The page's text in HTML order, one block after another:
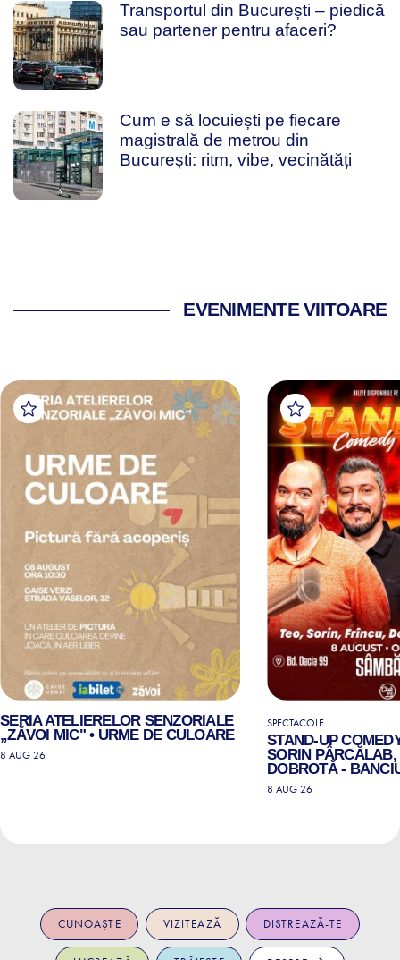
Transportul din București – piedică
sau partener pentru afaceri?
Cum e să locuiești pe fiecare
magistrală de metrou din
București: ritm, vibe, vecinătăți
EVENIMENTE VIITOARE
SERIA ATELIERELOR SENZORIALE
„ZĂVOI MIC" • URME DE CULOARE
8 AUG 26
SPECTACOLE
STAND-UP
SORIN PÂRCĂLAB,
DOBROTĂ -
8 AUG 26
CUNOAȘTE VIZITEAZĂ DISTREAZĂ-TE